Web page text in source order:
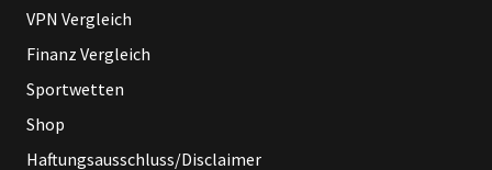
VPN Vergleich
Finanz Vergleich
Sportwetten
Shop
Haftungsausschluss/Disclaimer